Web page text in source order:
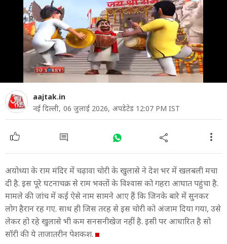
minute,
seconds
aajtak.in
नई द‍िल्ली, 06 जुलाई 2026, अपडेटेड 12:07 PM IST
अयोध्या के राम मंद‍िर में चढ़ावा चोरी के खुलासे ने देश भर में खलबली मचा
दी है. इस पूरे घटनाचक्र से राम भक्तों के व‍िश्वास को गहरा आघात पहुंचा है.
मामले की जांच में कई ऐसे नाम सामने आए हैं क‍ि ज‍िनके बारे में सुनकर
लोग हैरान रह गए. साथ ही ज‍िस तरह से इस चोरी को अंजाम दि‍या गया, उसे
लेकर हो रहे खुलासे भी कम सनसनीखेज नहीं है. इसी पर आधार‍ित है सो
सॉरी की ये ताजातरीन पेशकश.